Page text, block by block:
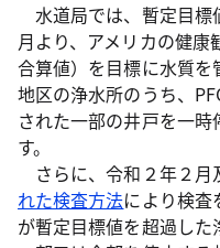
水道局では、暫定目標
月より、アメリカの健康
合算値）を目標に水質
地区の浄水所のうち、
された一部の井戸を一
す。
さらに、令和２年２月
れた検査方法により検査
が暫定目標値を超過し